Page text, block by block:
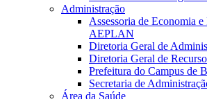
Administração
Assessoria de Economia
AEPLAN
Diretoria Geral de
Diretoria Geral de
Prefeitura do Campus de
Secretaria de
Área da Saúde